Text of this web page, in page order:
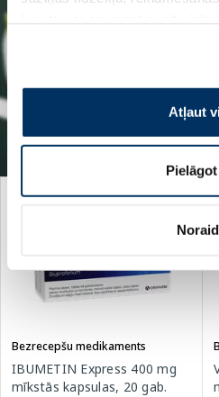
pakalpojumus. Ja piekrītat šo
izmantošanai, lūdzu,
Atļaut
Pielāgot
Bezrecepšu medikaments
IBUMETIN Express 400 mg
mīkstās kapsulas, 20 gab.